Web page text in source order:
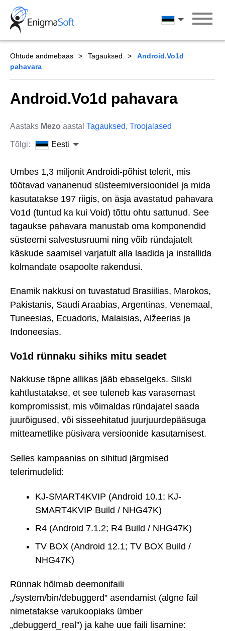
Skip
content
Eesti
Ohtude andmebaas Tagauksed
Android.Vo1d
pahavara
Android.Vo1d pahavara
Aastaks Mezo aastal Tagauksed, Troojalased
Tõlgi: Eesti
Umbes 1,3 miljonit Androidi-põhist telerit, mis
töötavad vananenud süsteemiversioonidel ja mida
kasutatakse 197 riigis, on äsja avastatud pahavara
Vo1d (tuntud ka kui Void) tõttu ohtu sattunud. See
tagaukse pahavara manustab oma komponendid
süsteemi salvestusruumi ning võib ründajatelt
käskude saamisel varjatult alla laadida ja installida
kolmandate osapoolte rakendusi.
Enamik nakkusi on tuvastatud Brasiilias, Marokos,
Pakistanis, Saudi Araabias, Argentinas, Venemaal,
Tuneesias, Ecuadoris, Malaisias, Alžeerias ja
Indoneesias.
Vo1d rünnaku sihiks mitu seadet
Nakkuse täpne allikas jääb ebaselgeks. Siiski
kahtlustatakse, et see tuleneb kas varasemast
kompromissist, mis võimaldas ründajatel saada
juurõigused, või sisseehitatud juurjuurdepääsuga
mitteametlike püsivara versioonide kasutamisest.
Selles kampaanias on sihitud järgmised
telerimudelid:
KJ-SMART4KVIP (Android 10.1; KJ-
SMART4KVIP Build / NHG47K)
R4 (Android 7.1.2; R4 Build / NHG47K)
TV BOX (Android 12.1; TV BOX Build /
NHG47K)
Rünnak hõlmab deemonifaili
„/system/bin/debuggerd” asendamist (algne fail
nimetatakse varukoopiaks ümber
„debuggerd_real”) ja kahe uue faili lisamine: